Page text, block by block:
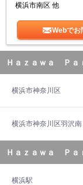
横浜市南区 他
Webでお
Ｈａｚａｗａ Ｐａ
横浜市神奈川区
横浜市神奈川区羽沢南
Ｈａｚａｗａ Ｐａ
横浜駅